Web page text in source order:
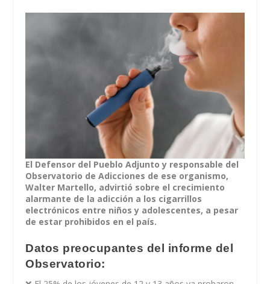
El Defensor del Pueblo Adjunto y responsable del
Observatorio de Adicciones de ese organismo,
Walter Martello, advirtió sobre el crecimiento
alarmante de la adicción a los cigarrillos
electrónicos entre niños y adolescentes, a pesar
de estar prohibidos en el país.
Datos preocupantes del informe del
Observatorio: